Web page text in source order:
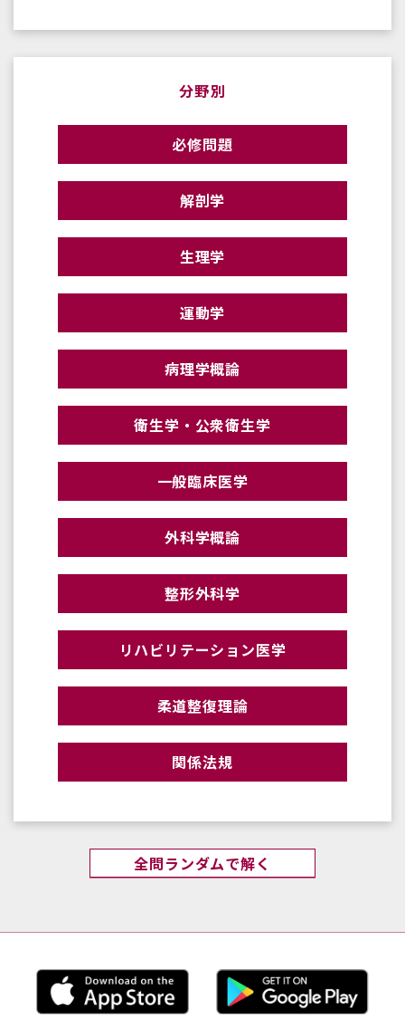
分野別
必修問題
解剖学
生理学
運動学
病理学概論
衛生学・公衆衛生学
一般臨床医学
外科学概論
整形外科学
リハビリテーション医学
柔道整復理論
関係法規
全問ランダムで解く